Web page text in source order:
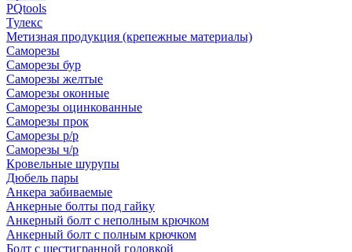
PQtools
Тулекс
Метизная продукция (крепежные материалы)
Саморезы
Саморезы бур
Саморезы желтые
Саморезы оконные
Саморезы оцинкованные
Саморезы прок
Саморезы р/р
Саморезы ч/р
Кровельные шурупы
Дюбель пары
Анкера забиваемые
Анкерные болты под гайку
Анкерный болт с неполным крючком
Анкерный болт с полным крючком
Болт с шестигранной головкой